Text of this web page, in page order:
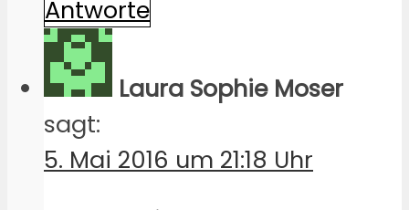
Antworte
Laura Sophie Moser
sagt:
5. Mai 2016 um 21:18 Uhr